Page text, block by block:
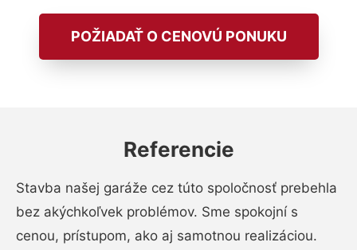
POŽIADAŤ O CENOVÚ PONUKU
Referencie
Stavba našej garáže cez túto spoločnosť prebehla
bez akýchkoľvek problémov. Sme spokojní s
cenou, prístupom, ako aj samotnou realizáciou.